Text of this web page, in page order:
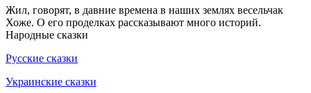
Жил, говорят, в давние времена в наших землях весельчак
Хоже. О его проделках рассказывают много историй.
Народные сказки
Русские сказки
Украинские сказки